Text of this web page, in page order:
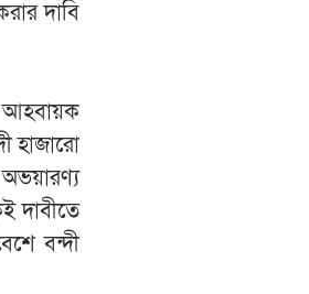
দাবি
আহবায়ক
হাজারো
অভয়ারণ্য
দাবীতে
বন্দী